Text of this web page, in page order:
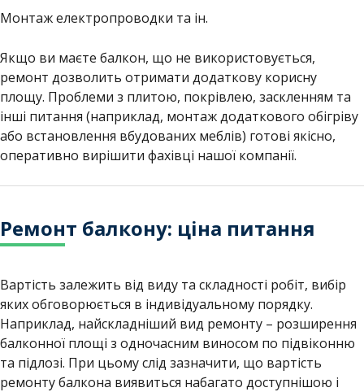
Монтаж електропроводки та ін.
Якщо ви маєте балкон, що не використовується,
ремонт дозволить отримати додаткову корисну
площу. Проблеми з плитою, покрівлею, заскленням та
інші питання (наприклад, монтаж додаткового обігріву
або встановлення вбудованих меблів) готові якісно, ​​
оперативно вирішити фахівці нашої компанії.
Ремонт балкону: ціна питання
Вартість залежить від виду та складності робіт, вибір
яких обговорюється в індивідуальному порядку.
Наприклад, найскладніший вид ремонту – розширення
балконної площі з одночасним виносом по підвіконню
та підлозі. При цьому слід зазначити, що вартість
ремонту балкона виявиться набагато доступнішою і